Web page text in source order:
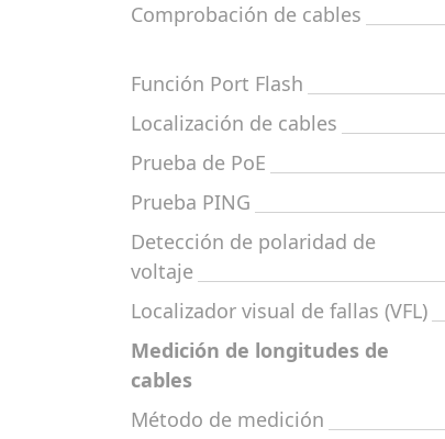
Comprobación de cables
Función Port Flash
Localización de cables
Prueba de PoE
Prueba PING
Detección de polaridad de
voltaje
Localizador visual de fallas (VFL)
Medición de longitudes de
cables
Método de medición